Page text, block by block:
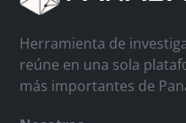
Herramienta de
reúne en una sola
más importantes de